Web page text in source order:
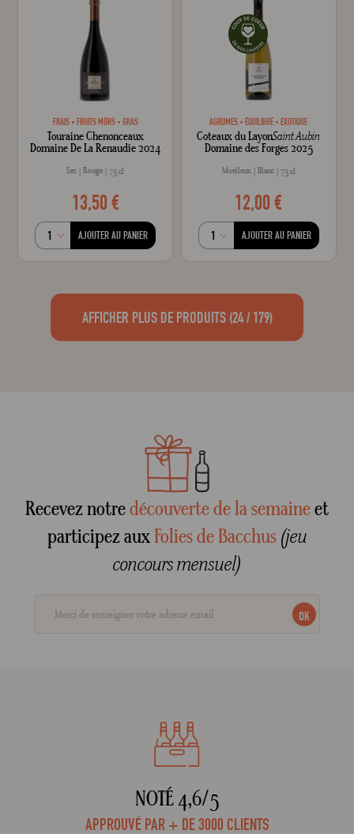
FRAIS FRUITS MÛRS GRAS
Touraine Chenonceaux
Domaine De La Renaudie 2024
Sec Rouge 75 cl
13,50 €
AJOUTER AU PANIER
AGRUMES ÉQUILIBRÉ EXOTIQUE
Coteaux du LayonSaint Aubin
Domaine des Forges 2025
Moelleux Blanc 75 cl
12,00 €
AJOUTER AU PANIER
AFFICHER PLUS DE PRODUITS (24 / 179)
Recevez notredécouverte de la semaineet
participez auxFolies de Bacchus (jeu
concours mensuel)
OK
NOTÉ 4,6/5
APPROUVÉ PAR + DE 3000 CLIENTS